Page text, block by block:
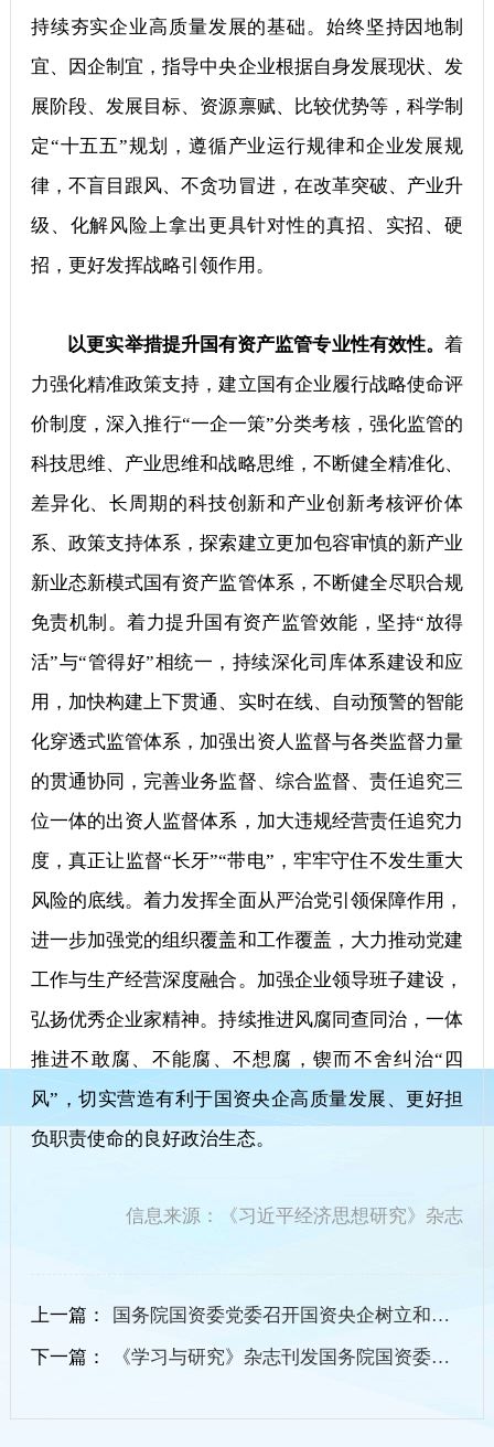
持续夯实企业高质量发展的基础。始终坚持因地制
宜、因企制宜，指导中央企业根据自身发展现状、发
展阶段、发展目标、资源禀赋、比较优势等，科学制
定“十五五”规划，遵循产业运行规律和企业发展规
律，不盲目跟风、不贪功冒进，在改革突破、产业升
级、化解风险上拿出更具针对性的真招、实招、硬
招，更好发挥战略引领作用。
以更实举措提升国有资产监管专业性有效性。着
力强化精准政策支持，建立国有企业履行战略使命评
价制度，深入推行“一企一策”分类考核，强化监管的
科技思维、产业思维和战略思维，不断健全精准化、
差异化、长周期的科技创新和产业创新考核评价体
系、政策支持体系，探索建立更加包容审慎的新产业
新业态新模式国有资产监管体系，不断健全尽职合规
免责机制。着力提升国有资产监管效能，坚持“放得
活”与“管得好”相统一，持续深化司库体系建设和应
用，加快构建上下贯通、实时在线、自动预警的智能
化穿透式监管体系，加强出资人监督与各类监督力量
的贯通协同，完善业务监督、综合监督、责任追究三
位一体的出资人监督体系，加大违规经营责任追究力
度，真正让监督“长牙”“带电”，牢牢守住不发生重大
风险的底线。着力发挥全面从严治党引领保障作用，
进一步加强党的组织覆盖和工作覆盖，大力推动党建
工作与生产经营深度融合。加强企业领导班子建设，
弘扬优秀企业家精神。持续推进风腐同查同治，一体
推进不敢腐、不能腐、不想腐，锲而不舍纠治“四
风”，切实营造有利于国资央企高质量发展、更好担
负职责使命的良好政治生态。
信息来源：《习近平经济思想研究》杂志
上一篇：
国务院国资委党委召开国资央企树立和践行正确政绩观学习教育工作专班座谈会
下一篇：
《学习与研究》杂志刊发国务院国资委党委署名文章：打好“五大攻坚战” 全面履行“十五五”时期国资央企战...